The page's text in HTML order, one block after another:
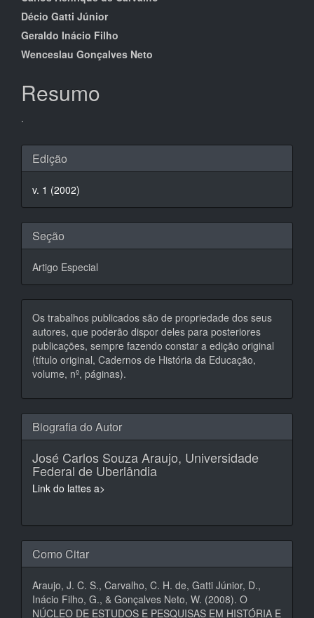
artigo
principal
Décio Gatti Júnior
Geraldo Inácio Filho
Wenceslau Gonçalves Neto
Resumo
.
Detalhes
do
artigo
Edição
v. 1 (2002)
Seção
Artigo Especial
Os trabalhos publicados são de propriedade dos seus
autores, que poderão dispor deles para posteriores
publicações, sempre fazendo constar a edição original
(título original, Cadernos de História da Educação,
volume, nº, páginas).
Biografia do Autor
José Carlos Souza Araujo, Universidade
Federal de Uberlândia
Link do lattes a>
Como Citar
Araujo, J. C. S., Carvalho, C. H. de, Gatti Júnior, D.,
Inácio Filho, G., & Gonçalves Neto, W. (2008). O
NÚCLEO DE ESTUDOS E PESQUISAS EM HISTÓRIA E